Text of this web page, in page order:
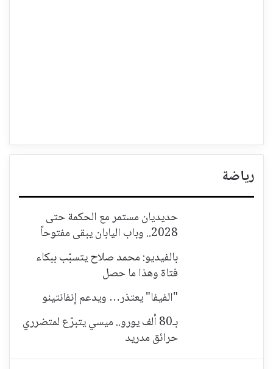
رياضة
حديديان مستمر مع الحكمة حتى
2028.. وباب اليابان يبقى مفتوحاً
بالفيديو: محمد صلاح يتسبّب ببكاء
فتاة وهذا ما حصل
"الفيفا" يعتذر… ويدعم إنفانتينو
بـ80 ألف يورو.. ميسي يتبرّع لمتضرري
حرائق مدريد